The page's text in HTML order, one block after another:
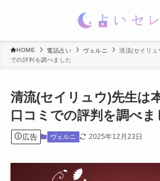
HOME 電話占い ヴェルニ
清流(セイリュ
での評判を調べました
清流(セイリュウ)先生は
口コミでの評判を調べま
広告 ヴェルニ 2025年12月23日